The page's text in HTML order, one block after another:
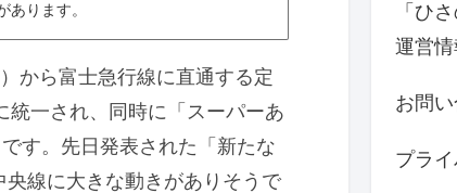
ります。
から富士急行線に直通する定
一され、同時に「スーパーあ
す。先日発表された「新たな
線に大きな動きがありそうで
「ひ
運営情
お問
プラ